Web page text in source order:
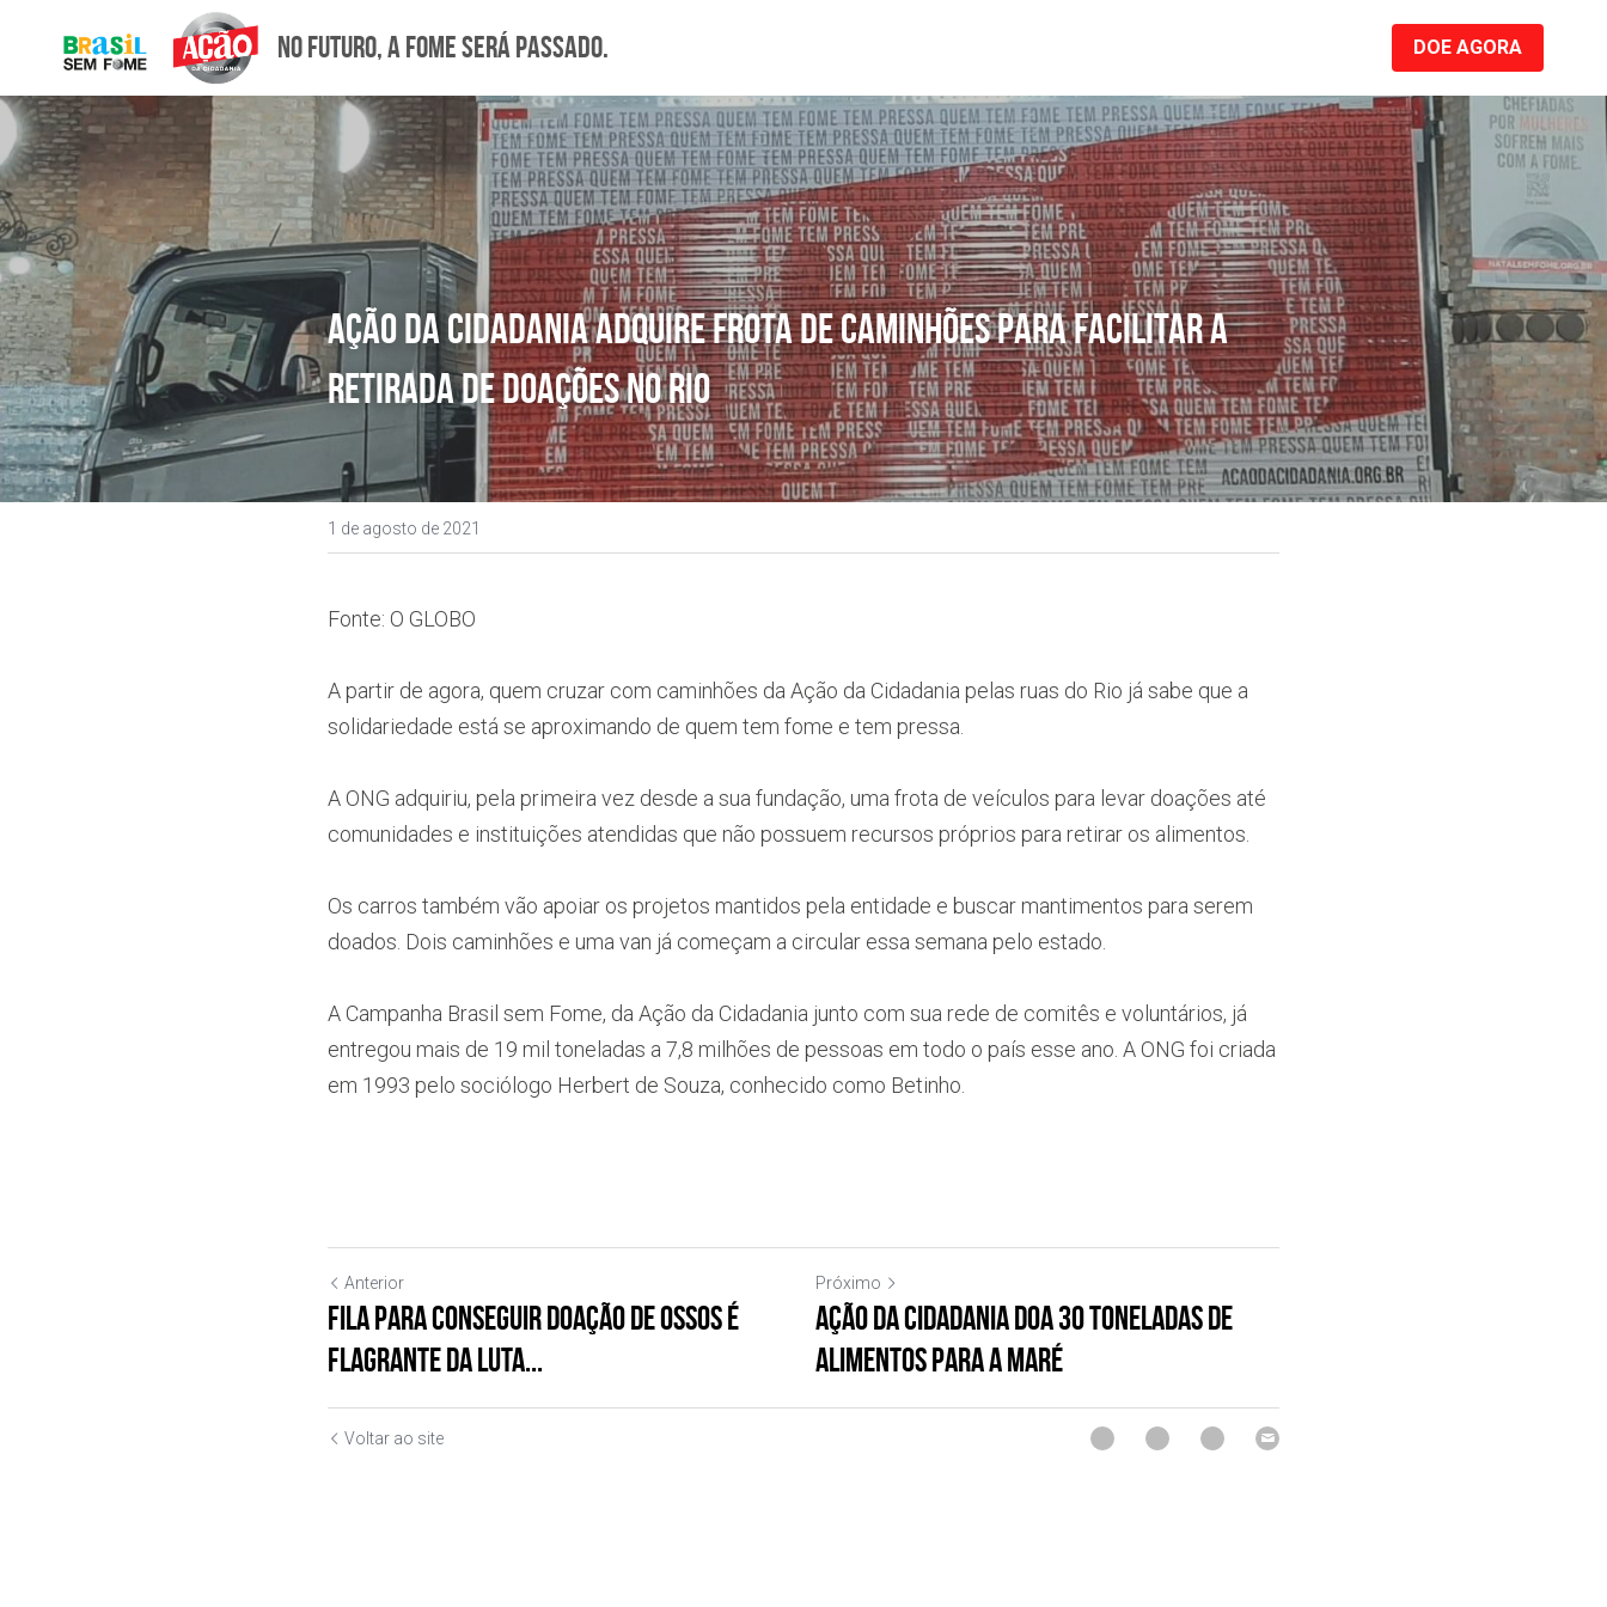
No futuro, a fome será passado. DOE AGORA
Ação da Cidadania adquire frota de caminhões para facilitar a
retirada de doações no Rio
1 de agosto de 2021
Fonte: O GLOBO
A partir de agora, quem cruzar com caminhões da Ação da Cidadania pelas ruas do Rio já sabe que a
solidariedade está se aproximando de quem tem fome e tem pressa.
A ONG adquiriu, pela primeira vez desde a sua fundação, uma frota de veículos para levar doações até
comunidades e instituições atendidas que não possuem recursos próprios para retirar os alimentos.
Os carros também vão apoiar os projetos mantidos pela entidade e buscar mantimentos para serem
doados. Dois caminhões e uma van já começam a circular essa semana pelo estado.
A Campanha Brasil sem Fome, da Ação da Cidadania junto com sua rede de comitês e voluntários, já
entregou mais de 19 mil toneladas a 7,8 milhões de pessoas em todo o país esse ano. A ONG foi criada
em 1993 pelo sociólogo Herbert de Souza, conhecido como Betinho.
Anterior
Fila para conseguir doação de ossos é
flagrante da luta...
Próximo
Ação da Cidadania doa 30 toneladas de
alimentos para a Maré
Voltar ao site